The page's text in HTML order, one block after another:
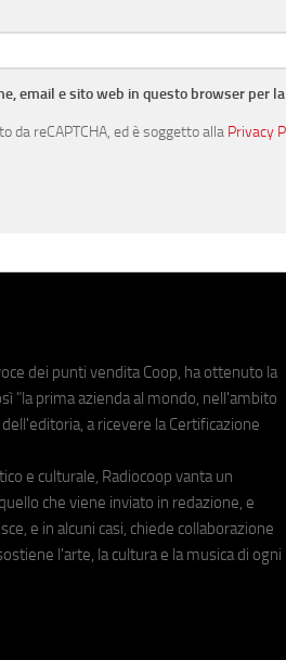
email e sito web in questo browser per
da reCAPTCHA, ed è soggetto alla Privacy
dei punti vendita Coop, ha ottenuto la
"la prima azienda al mondo, nell'ambito
a ricevere la Certificazione
e culturale, Radiocoop vanta un
che viene inviato in redazione, e
e in alcuni casi, chiede collaborazione
l'arte, la cultura e la musica di ogni